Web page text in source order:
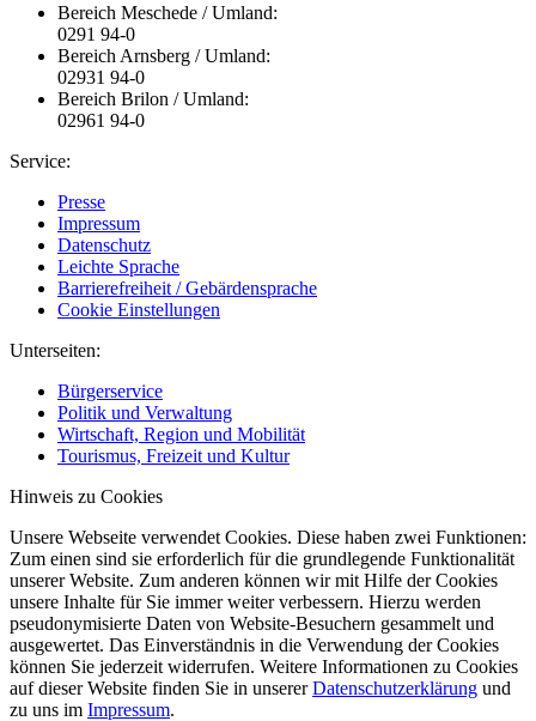
Bereich Meschede / Umland:
0291 94-0
Bereich Arnsberg / Umland:
02931 94-0
Bereich Brilon / Umland:
02961 94-0
Service:
Presse
Impressum
Datenschutz
Leichte Sprache
Barrierefreiheit / Gebärdensprache
Cookie Einstellungen
Unterseiten:
Bürgerservice
Politik und Verwaltung
Wirtschaft, Region und Mobilität
Tourismus, Freizeit und Kultur
Hinweis zu Cookies
Unsere Webseite verwendet Cookies. Diese haben zwei Funktionen:
Zum einen sind sie erforderlich für die grundlegende Funktionalität
unserer Website. Zum anderen können wir mit Hilfe der Cookies
unsere Inhalte für Sie immer weiter verbessern. Hierzu werden
pseudonymisierte Daten von Website-Besuchern gesammelt und
ausgewertet. Das Einverständnis in die Verwendung der Cookies
können Sie jederzeit widerrufen. Weitere Informationen zu Cookies
auf dieser Website finden Sie in unsererDatenschutzerklärung und
zu uns im Impressum.